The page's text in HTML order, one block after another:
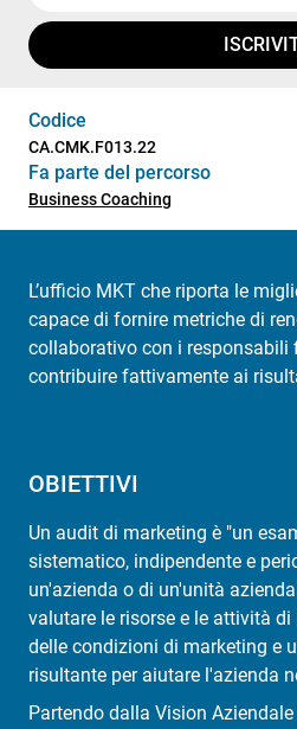
Codice
CA.CMK.F013.22
Fa parte del percorso
Business Coaching
L’ufficio MKT che riporta le
capace di fornire metriche di
collaborativo con i responsabili
contribuire fattivamente ai
OBIETTIVI
Un audit di marketing è "un
sistematico, indipendente e
un'azienda o di un'unità
valutare le risorse e le attività
delle condizioni di marketing e
risultante per aiutare l'azienda
Partendo dalla Vision